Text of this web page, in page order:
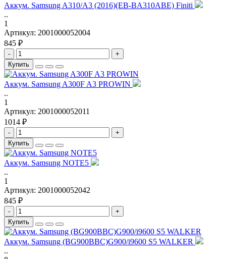
Аккум. Samsung A310/A3 (2016)(EB-BA310ABE) Finiti
..
1
Артикул: 2001000052004
845 ₽
-
+
Купить
Аккум. Samsung A300F A3 PROWIN
..
1
Артикул: 2001000052011
1014 ₽
-
+
Купить
Аккум. Samsung NOTE5
..
1
Артикул: 2001000052042
845 ₽
-
+
Купить
Аккум. Samsung (BG900BBC)G900/i9600 S5 WALKER
..